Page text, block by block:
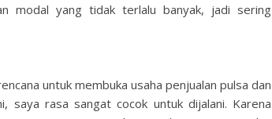
modal yang tidak terlalu banyak, jadi sering
untuk membuka usaha penjualan pulsa dan
saya rasa sangat cocok untuk dijalani. Karena